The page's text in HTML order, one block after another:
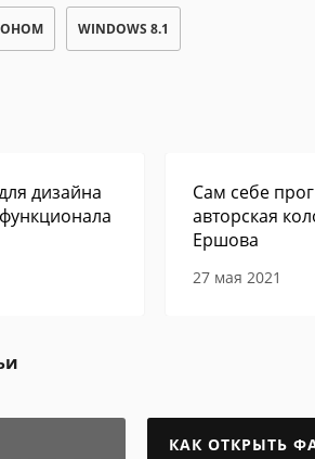
WINDOWS 8.1
дизайна
Сам себе
авторская
Ершова
27 мая 2021
КАК ОТКРЫТЬ